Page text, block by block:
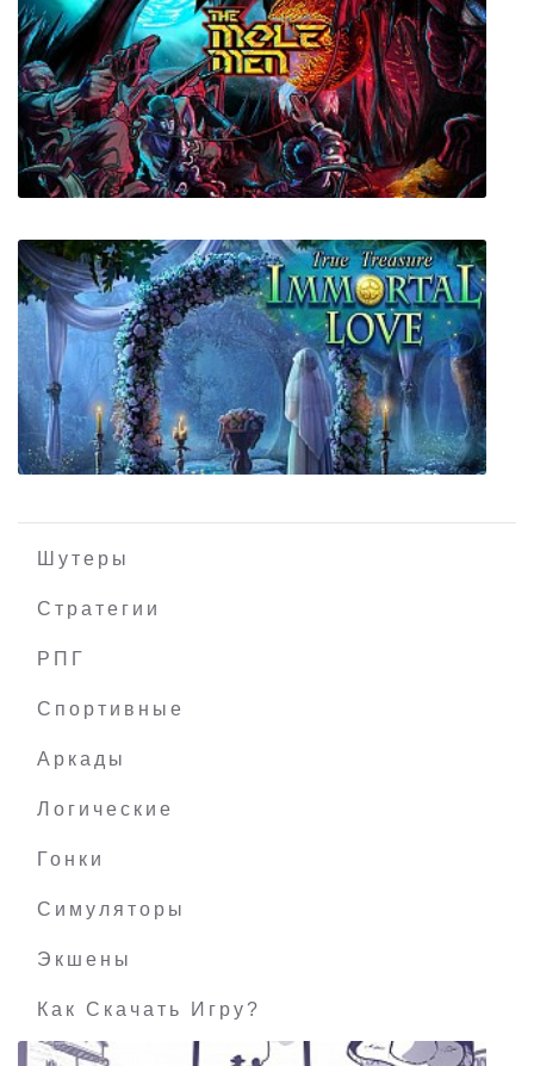
Junkyard Simulator
The Mole Men
Шутеры
Стратегии
РПГ
Спортивные
Аркады
Логические
Гонки
Симуляторы
Экшены
Как Скачать Игру?